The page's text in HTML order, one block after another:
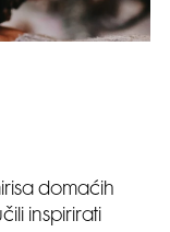
domaćih
inspirirati